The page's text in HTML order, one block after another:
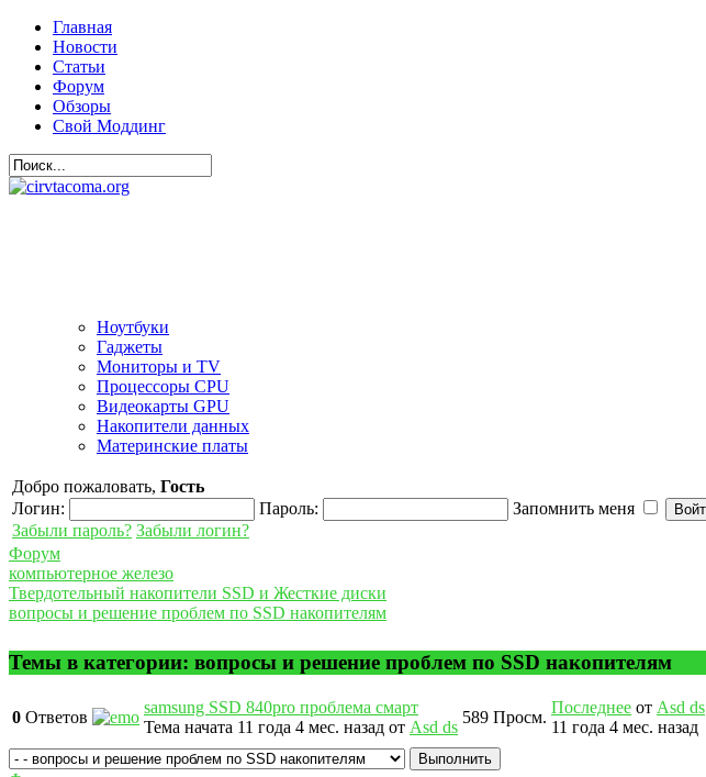
Главная
Новости
Статьи
Форум
Обзоры
Свой Моддинг
Ноутбуки
Гаджеты
Мониторы и TV
Процессоры CPU
Видеокарты GPU
Накопители данных
Материнские платы
Добро пожаловать, Гость
Логин:
Пароль:
Запомнить меня
Забыли пароль? Забыли логин?
Форум
компьютерное железо
Твердотельный накопители SSD и Жесткие диски
вопросы и решение проблем по SSD накопителям
Темы в категории: вопросы и решение проблем по SSD накопителям
0 Ответов
samsung SSD 840pro проблема смарт
Тема начата 11 года 4 мес. назад от Asd ds
589 Просм.
Последнее от Asd ds
11 года 4 мес. назад